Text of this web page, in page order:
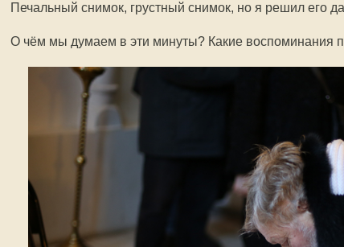
Печальный снимок, грустный снимок, но я решил его
О чём мы думаем в эти минуты? Какие воспоминания